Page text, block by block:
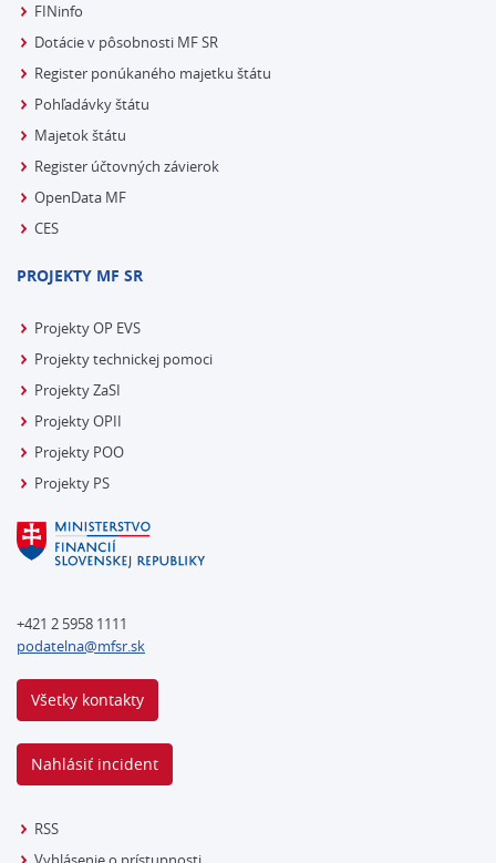
FINinfo
Dotácie v pôsobnosti MF SR
Register ponúkaného majetku štátu
Pohľadávky štátu
Majetok štátu
Register účtovných závierok
OpenData MF
CES
PROJEKTY MF SR
Projekty OP EVS
Projekty technickej pomoci
Projekty ZaSI
Projekty OPII
Projekty POO
Projekty PS
+421 2 5958 1111
podatelna@mfsr.sk
Všetky kontakty
Nahlásiť incident
RSS